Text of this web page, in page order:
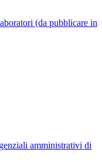
(da pubblicare in
amministrativi di